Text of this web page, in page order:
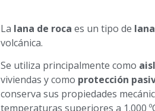
La lana de roca es un tipo de lana
volcánica.
Se utiliza principalmente como
viviendas y como protección
conserva sus propiedades
temperaturas superiores a 1.000